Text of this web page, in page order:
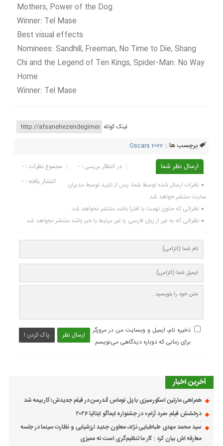
Mothers, Power of the Dog
Winner: Tel Mase
Best visual effects
Nominees: Sandhill, Freeman, No Time to Die, Shang
Chi and the Legend of Ten Kings, Spider-Man: No Way
Home
Winner: Tel Mase
لینک کوتاه
برچسب ها : Oscars 2022
ارسال نظر شما مجموع نظرات : 0
در انتظار بررسی : 0
انتشار یافته : ۰
نظرات ارسال شده توسط شما، پس از تایید توسط مدیران
سایت منتشر خواهد شد.
نظراتی که حاوی تهمت یا افترا باشد منتشر نخواهد شد.
نظراتی که به غیر از زبان فارسی یا غیر مرتبط با خبر باشد منتشر نخواهد شد.
ارسال نظر پاک کردن !
ذخیره نام، ایمیل و وبسایت من در مرورگر
برای زمانی که دوباره دیدگاهی می‌نویسم.
آخرین اخبار
همراهی مارتین اسکورسیزی با پل توماس ٱندرسن در فیلم جدیدش؛ کار بیمه شد
درخشش فیلم «مرد آرام» در جشنواره ایماگو ایتالیا ۲۰۲۶
سید محمد مهدی طباطبایی نژاد، معاون جدید ارزشیابی و نظارت سینما در جلسه
معارفه اش بیان کرد : کار ما تنظیم‌گری است نه ممیزی